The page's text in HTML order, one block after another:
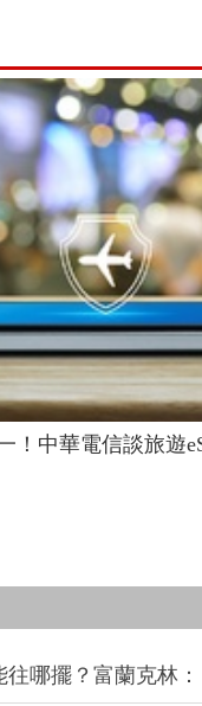
！中華電信談旅遊
哪擺？富蘭克林